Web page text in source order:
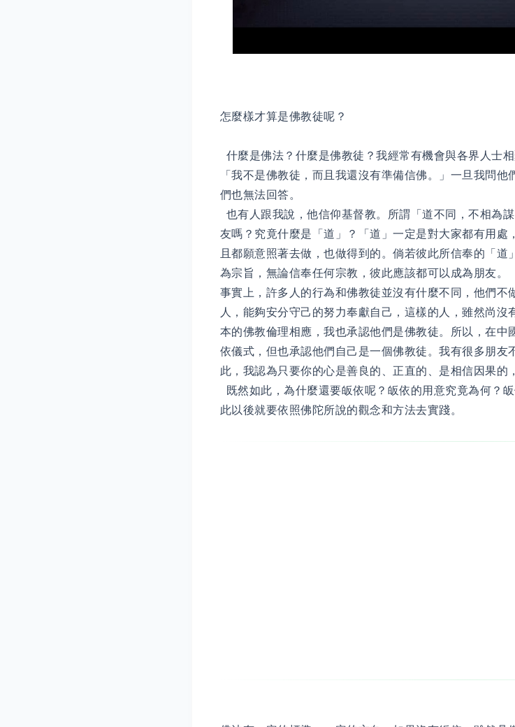
怎麼樣才算是佛教徒呢？
什麼是佛法？什麼是佛教徒？我經常有機會與各界人士
「我不是佛教徒，而且我還沒有準備信佛。」一旦我問
們也無法回答。
也有人跟我說，他信仰基督教。所謂「道不同，不相為
友嗎？究竟什麼是「道」？「道」一定是對大家都有用
且都願意照著去做，也做得到的。倘若彼此所信奉的「
為宗旨，無論信奉任何宗教，彼此應該都可以成為朋友。
事實上，許多人的行為和佛教徒並沒有什麼不同，他們不
人，能夠安分守己的努力奉獻自己，這樣的人，雖然尚
本的佛教倫理相應，我也承認他們是佛教徒。所以，在中
依儀式，但也承認他們自己是一個佛教徒。我有很多朋友
此，我認為只要你的心是善良的、正直的、是相信因果的
既然如此，為什麼還要皈依呢？皈依的用意究竟為何？
此以後就要依照佛陀所說的觀念和方法去實踐。